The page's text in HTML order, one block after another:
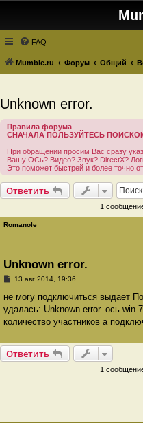
FAQ
Mumble.ru Форум Общий
Unknown error.
Правила форума
СНАЧАЛА ПОЛЬЗУЙТЕСЬ
При обращении просим Вас сразу
Вашу ОСь? Видео? Звук? DirectX?
Это поможет быстрей и более точно
Ответить
1
Romanole
Unknown error.
С
о
щ
е
е
13 авг 2014, 19:36
не могу подключиться выдает
удалась: Unknown error. ось win
количество участников а
Ответить
1